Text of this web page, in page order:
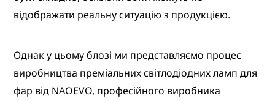
відображати реальну ситуацію з продукцією.
Однак у цьому блозі ми представляємо процес
виробництва преміальних світлодіодних ламп для
фар від NAOEVO, професійного виробника